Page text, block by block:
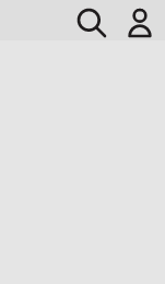
Suche